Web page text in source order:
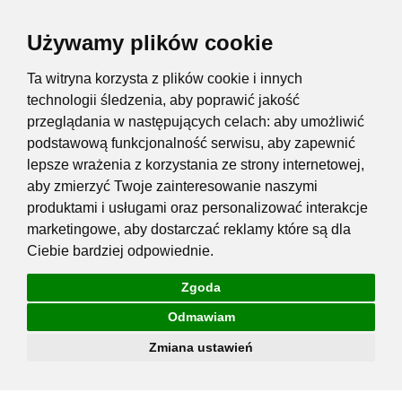
Używamy plików cookie
Ta witryna korzysta z plików cookie i innych
technologii śledzenia, aby poprawić jakość
przeglądania w następujących celach: aby umożliwić
podstawową funkcjonalność serwisu, aby zapewnić
lepsze wrażenia z korzystania ze strony internetowej,
aby zmierzyć Twoje zainteresowanie naszymi
produktami i usługami oraz personalizować interakcje
marketingowe, aby dostarczać reklamy które są dla
Ciebie bardziej odpowiednie.
Zgoda
Odmawiam
Zmiana ustawień